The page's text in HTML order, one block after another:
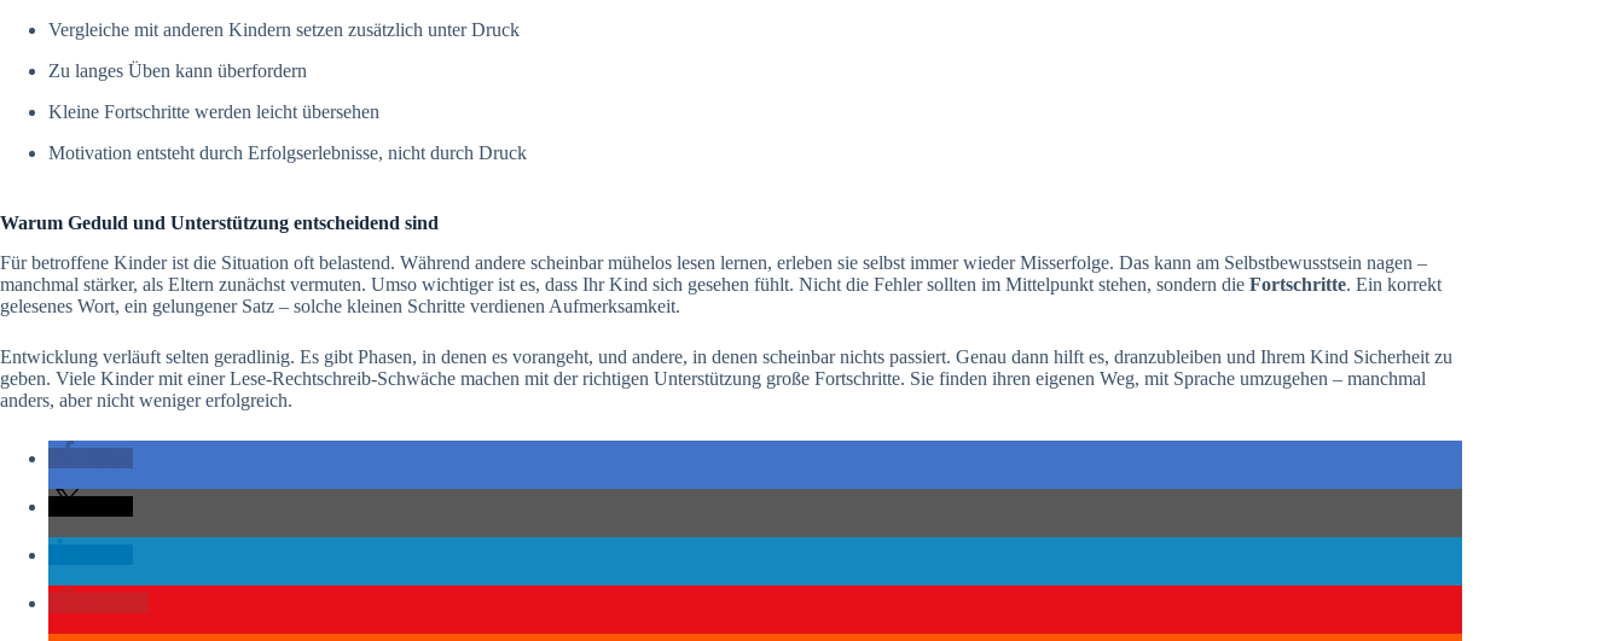
Vergleiche mit anderen Kindern setzen zusätzlich unter Druck
Zu langes Üben kann überfordern
Kleine Fortschritte werden leicht übersehen
Motivation entsteht durch Erfolgserlebnisse, nicht durch Druck
Warum Geduld und Unterstützung entscheidend sind
Für betroffene Kinder ist die Situation oft belastend. Während andere scheinbar mühelos lesen lernen, erleben sie selbst immer wieder Misserfolge. Das kann am Selbstbewusstsein nagen –
manchmal stärker, als Eltern zunächst vermuten. Umso wichtiger ist es, dass Ihr Kind sich gesehen fühlt. Nicht die Fehler sollten im Mittelpunkt stehen, sondern die Fortschritte. Ein korrekt
gelesenes Wort, ein gelungener Satz – solche kleinen Schritte verdienen Aufmerksamkeit.
Entwicklung verläuft selten geradlinig. Es gibt Phasen, in denen es vorangeht, und andere, in denen scheinbar nichts passiert. Genau dann hilft es, dranzubleiben und Ihrem Kind Sicherheit zu
geben. Viele Kinder mit einer Lese-Rechtschreib-Schwäche machen mit der richtigen Unterstützung große Fortschritte. Sie finden ihren eigenen Weg, mit Sprache umzugehen – manchmal
anders, aber nicht weniger erfolgreich.